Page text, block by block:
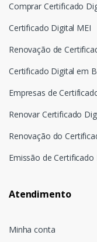
Comprar Certificado
Certificado Digital MEI
Renovação de
Certificado Digital em
Empresas de
Renovar Certificado
Renovação do
Emissão de
Atendimento
Minha conta